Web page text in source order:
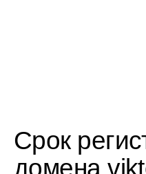
Срок
домена